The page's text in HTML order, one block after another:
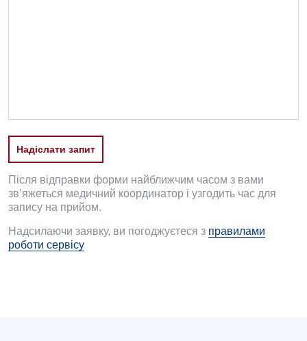
Пульмонологія
Ревматологія
Судинна хірургія
Терапія
Надіслати запит
Після відправки форми найближчим часом з вами
зв’яжеться медичний координатор і узгодить час для
запису на прийом.
Надсилаючи заявку, ви погоджуєтеся з правилами
роботи сервісу